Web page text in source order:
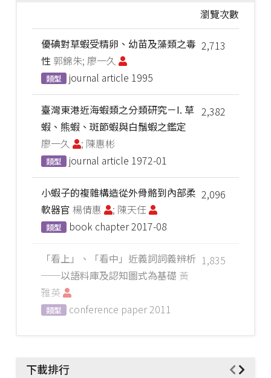
瀏覽次數
2,713
優碘對草蝦受精卵、幼苗及藻類之毒
性 郭錦朱; 廖一久
類型 journal article 1995
2,382
臺灣東港近海蝦類之分類研究－I. 草
蝦、熊蝦、斑節蝦與白鬚蝦之鑑定
廖一久
; 陳惠彬
類型 journal article 1972-01
2,096
小蝦子的複雜構造從外骨骼到內部柔
軟器官 楊倩惠 ; 陳天任
類型 book chapter2017-08
1,835
「看上」、「看中」近義詞詞義辨析
──以語料庫及認知圖式為基礎 黃
雅英
類型 conference paper2011
下載排行